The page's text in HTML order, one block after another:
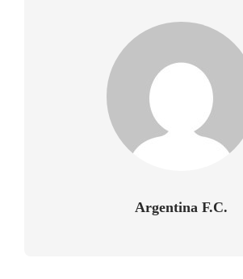
Argentina F.C.